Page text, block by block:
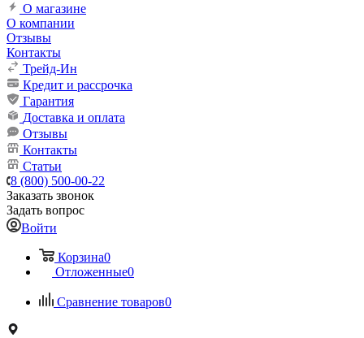
О магазине
О компании
Отзывы
Контакты
Трейд-Ин
Кредит и рассрочка
Гарантия
Доставка и оплата
Отзывы
Контакты
Статьи
8 (800) 500-00-22
Заказать звонок
Задать вопрос
Войти
Корзина0
Отложенные0
Сравнение товаров0